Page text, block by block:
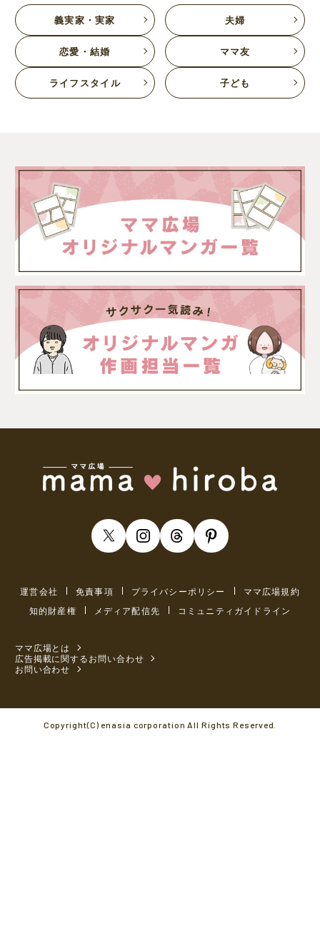
義実家・実家 夫婦
恋愛・結婚 ママ友
ライフスタイル 子ども
運営会社 免責事項 プライバシーポリシー
ママ広場規約
知的財産権
メディア配信先 コミュニティガイドライン
ママ広場とは
広告掲載に関するお問い合わせ
お問い合わせ
Copyright(C) enasia corporation All Rights Reserved.